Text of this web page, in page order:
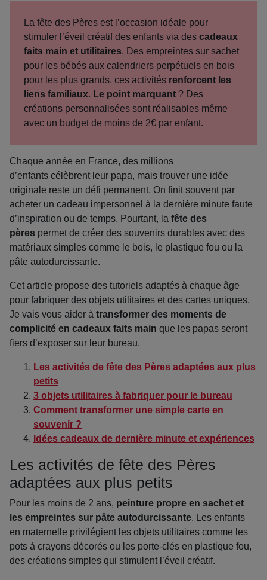
La fête des Pères est l’occasion idéale pour
stimuler l’éveil créatif des enfants via des cadeaux
faits main et utilitaires. Des empreintes sur sachet
pour les bébés aux calendriers perpétuels en bois
pour les plus grands, ces activités renforcent les
liens familiaux. Le point marquant ? Des
créations personnalisées sont réalisables même
avec un budget de moins de 2€ par enfant.
Chaque année en France, des millions
d’enfants célèbrent leur papa, mais trouver une idée
originale reste un défi permanent. On finit souvent par
acheter un cadeau impersonnel à la dernière minute faute
d’inspiration ou de temps. Pourtant, la fête des
pères permet de créer des souvenirs durables avec des
matériaux simples comme le bois, le plastique fou ou la
pâte autodurcissante.
Cet article propose des tutoriels adaptés à chaque âge
pour fabriquer des objets utilitaires et des cartes uniques.
Je vais vous aider à transformer des moments de
complicité en cadeaux faits main que les papas seront
fiers d’exposer sur leur bureau.
Les activités de fête des Pères adaptées aux plus
petits
3 objets utilitaires à fabriquer pour le bureau
Comment transformer une simple carte en
souvenir ?
Idées cadeaux de dernière minute et expériences
Les activités de fête des Pères
adaptées aux plus petits
Pour les moins de 2 ans, peinture propre en sachet et
les empreintes sur pâte autodurcissante. Les enfants
en maternelle privilégient les objets utilitaires comme les
pots à crayons décorés ou les porte-clés en plastique fou,
des créations simples qui stimulent l’éveil créatif.